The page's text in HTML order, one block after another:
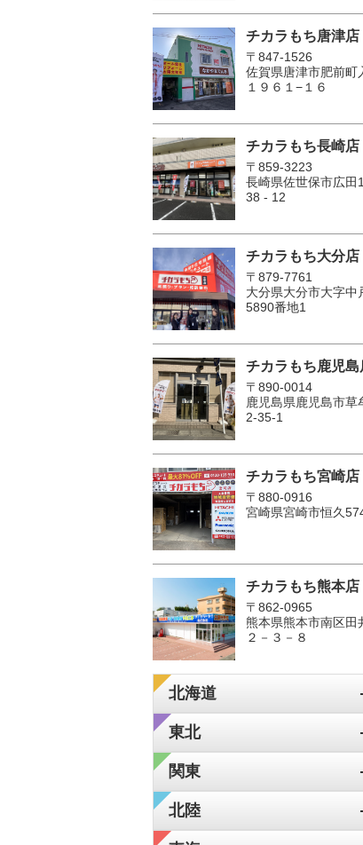
チカラもち唐津店
〒847-1526
佐賀県唐津市肥前町
１９６１−１６
チカラもち長崎店
〒859-3223
長崎県佐世保市広田
38 - 12
チカラもち大分店
〒879-7761
大分県大分市大字中
5890番地1
チカラもち鹿児島
〒890-0014
鹿児島県鹿児島市草
2-35-1
チカラもち宮崎店
〒880-0916
宮崎県宮崎市恒久
チカラもち熊本店
〒862-0965
熊本県熊本市南区田
２－３－８
北海道
東北
関東
北陸